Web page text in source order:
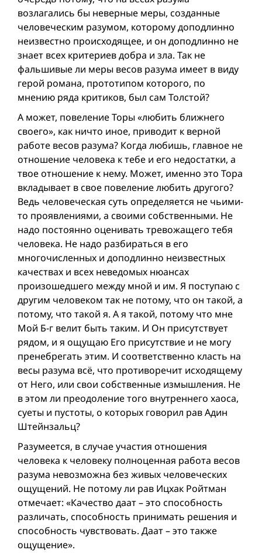
возлагались бы неверные меры, созданные
человеческим разумом, которому доподлинно
неизвестно происходящее, и он доподлинно не
знает всех критериев добра и зла. Так не
фальшивые ли меры весов разума имеет в виду
герой романа, прототипом которого, по
мнению ряда критиков, был сам Толстой?
А может, повеление Торы «любить ближнего
своего», как ничто иное, приводит к верной
работе весов разума? Когда любишь, главное не
отношение человека к тебе и его недостатки, а
твое отношение к нему. Может, именно это Тора
вкладывает в свое повеление любить другого?
Ведь человеческая суть определяется не чьими-
то проявлениями, а своими собственными. Не
надо постоянно оценивать тревожащего тебя
человека. Не надо разбираться в его
многочисленных и доподлинно неизвестных
качествах и всех неведомых нюансах
произошедшего между мной и им. Я поступаю с
другим человеком так не потому, что он такой, а
потому, что такой я. А я такой, потому что мне
Мой Б-г велит быть таким. И Он присутствует
рядом, и я ощущаю Его присутствие и не могу
пренебрегать этим. И соответственно класть на
весы разума всё, что противоречит исходящему
от Него, или свои собственные измышления. Не
в этом ли преодоление того внутреннего хаоса,
суеты и пустоты, о которых говорил рав Адин
Штейнзальц?
Разумеется, в случае участия отношения
человека к человеку полноценная работа весов
разума невозможна без живых человеческих
ощущений. Не потому ли рав Ицхак Ройтман
отмечает: «Качество даат – это способность
различать, способность принимать решения и
способность чувствовать. Даат – это также
ощущение».